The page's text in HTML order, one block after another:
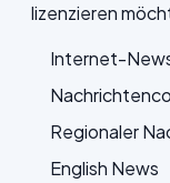
lizenzieren
Internet-
Regionaler
English News